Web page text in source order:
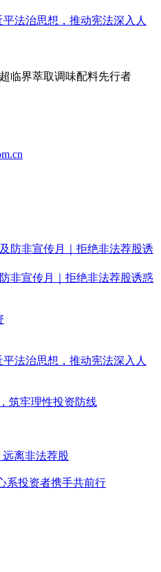
法治思想，推动宪法深入人
临界萃取调味配料先行者
非宣传月｜拒绝非法荐股诱惑
法治思想，推动宪法深入人
筑牢理性投资防线
远离非法荐股
系投资者携手共前行